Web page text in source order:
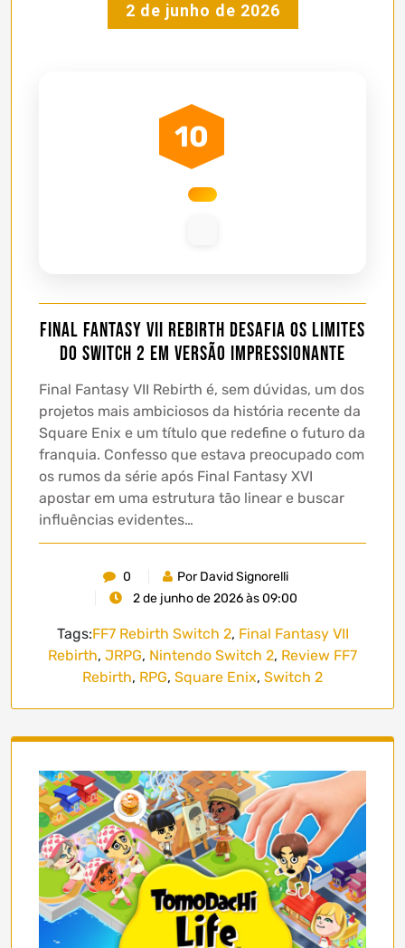
2 de junho de 2026
10
Final Fantasy VII Rebirth desafia os limites
do Switch 2 em versão impressionante
Final Fantasy VII Rebirth é, sem dúvidas, um dos
projetos mais ambiciosos da história recente da
Square Enix e um título que redefine o futuro da
franquia. Confesso que estava preocupado com
os rumos da série após Final Fantasy XVI
apostar em uma estrutura tão linear e buscar
influências evidentes…
0
Por David Signorelli
2 de junho de 2026 às 09:00
Tags:FF7 Rebirth Switch 2, Final Fantasy VII
Rebirth, JRPG, Nintendo Switch 2, Review FF7
Rebirth, RPG, Square Enix, Switch 2